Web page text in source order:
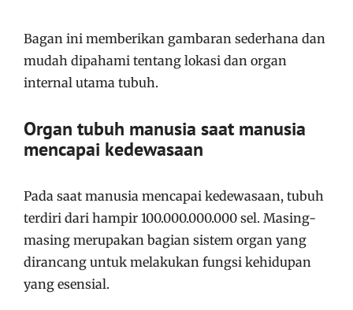
Bagan ini memberikan gambaran sederhana dan
mudah dipahami tentang lokasi dan organ
internal utama tubuh.
Organ tubuh manusia saat manusia
mencapai kedewasaan
Pada saat manusia mencapai kedewasaan, tubuh
terdiri dari hampir 100.000.000.000 sel. Masing-
masing merupakan bagian sistem organ yang
dirancang untuk melakukan fungsi kehidupan
yang esensial.